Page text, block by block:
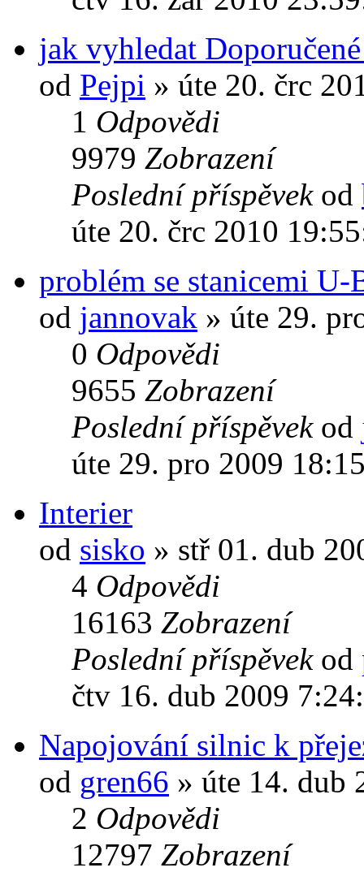
jak vyhledat
od Pejpi » úte 20. črc
1 Odpovědi
9979 Zobrazení
Poslední příspěvek od
úte 20. črc 2010
problém se stanicemi U-
od jannovak » úte 29.
0 Odpovědi
9655 Zobrazení
Poslední příspěvek od
úte 29. pro 2009
Interier
od sisko » stř 01. dub
4 Odpovědi
16163 Zobrazení
Poslední příspěvek od
čtv 16. dub 2009
Napojování silnic k
od gren66 » úte 14. dub
2 Odpovědi
12797 Zobrazení